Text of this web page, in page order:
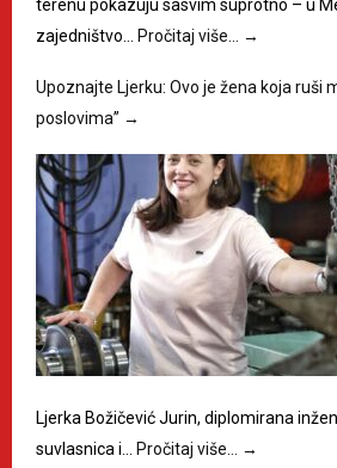
terenu pokazuju sasvim suprotno – u
zajedništvo…
Pročitaj više… →
Upoznajte Ljerku: Ovo je žena koja ruši
poslovima” →
Ljerka Božičević Jurin, diplomirana
suvlasnica i…
Pročitaj više… →